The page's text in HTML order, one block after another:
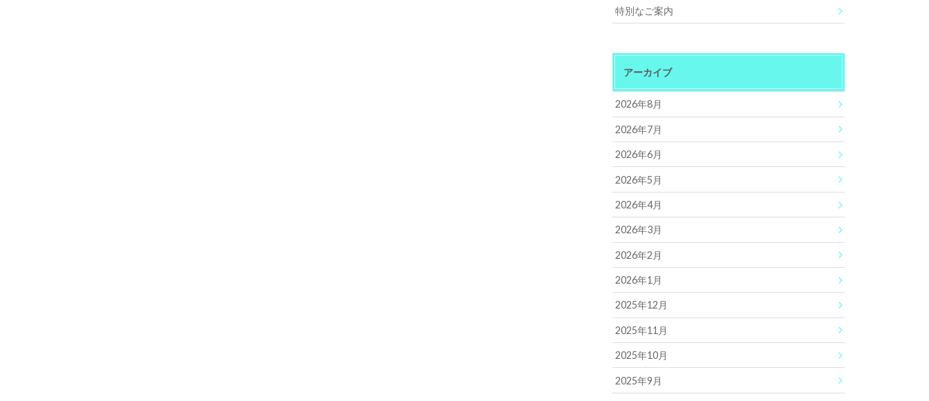
特別なご案内
アーカイブ
2026年8月
2026年7月
2026年6月
2026年5月
2026年4月
2026年3月
2026年2月
2026年1月
2025年12月
2025年11月
2025年10月
2025年9月